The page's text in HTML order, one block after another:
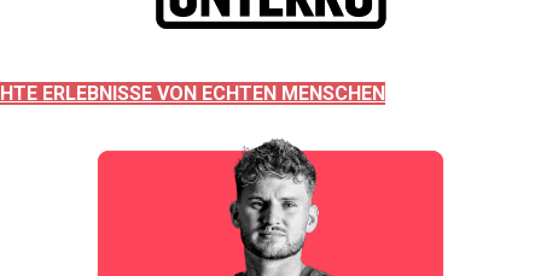
ERLEBNISSE VON ECHTEN MENSCHEN